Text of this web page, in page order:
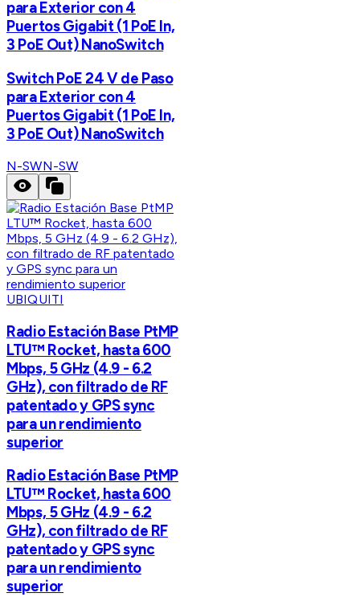
para Exterior con 4
Puertos Gigabit (1 PoE In,
3 PoE Out) NanoSwitch
Switch PoE 24 V de Paso
para Exterior con 4
Puertos Gigabit (1 PoE In,
3 PoE Out) NanoSwitch
N-SWN-SW
UBIQUITI
Radio Estación Base PtMP
LTU™ Rocket, hasta 600
Mbps, 5 GHz (4.9 - 6.2
GHz), con filtrado de RF
patentado y GPS sync
para un rendimiento
superior
Radio Estación Base PtMP
LTU™ Rocket, hasta 600
Mbps, 5 GHz (4.9 - 6.2
GHz), con filtrado de RF
patentado y GPS sync
para un rendimiento
superior